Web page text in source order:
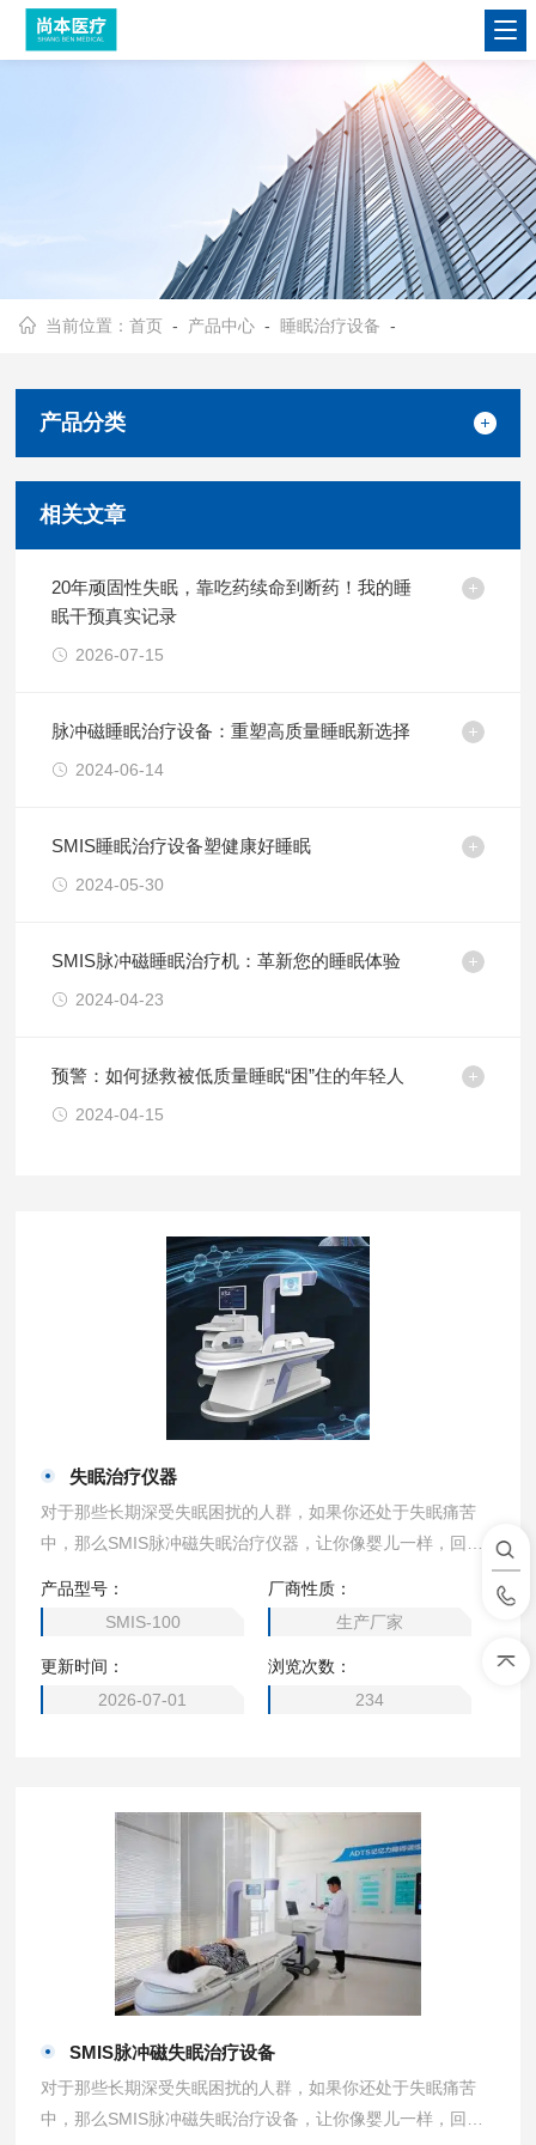
当前位置：首页 - 产品中心 - 睡眠治疗设备 -
产品分类
相关文章
20年顽固性失眠，靠吃药续命到断药！我的睡
眠干预真实记录
2026-07-15
脉冲磁睡眠治疗设备：重塑高质量睡眠新选择
2024-06-14
SMIS睡眠治疗设备塑健康好睡眠
2024-05-30
SMIS脉冲磁睡眠治疗机：革新您的睡眠体验
2024-04-23
预警：如何拯救被低质量睡眠“困”住的年轻人
2024-04-15
失眠治疗仪器
对于那些长期深受失眠困扰的人群，如果你还处于失眠痛苦
中，那么SMIS脉冲磁失眠治疗仪器，让你像婴儿一样，回归
自然深度睡眠的状态；改善失眠多梦状况，第二天充满能量和
活力。
产品型号：
SMIS-100
厂商性质：
生产厂家
更新时间：
2026-07-01
浏览次数：
234
SMIS脉冲磁失眠治疗设备
对于那些长期深受失眠困扰的人群，如果你还处于失眠痛苦
中，那么SMIS脉冲磁失眠治疗设备，让你像婴儿一样，回归